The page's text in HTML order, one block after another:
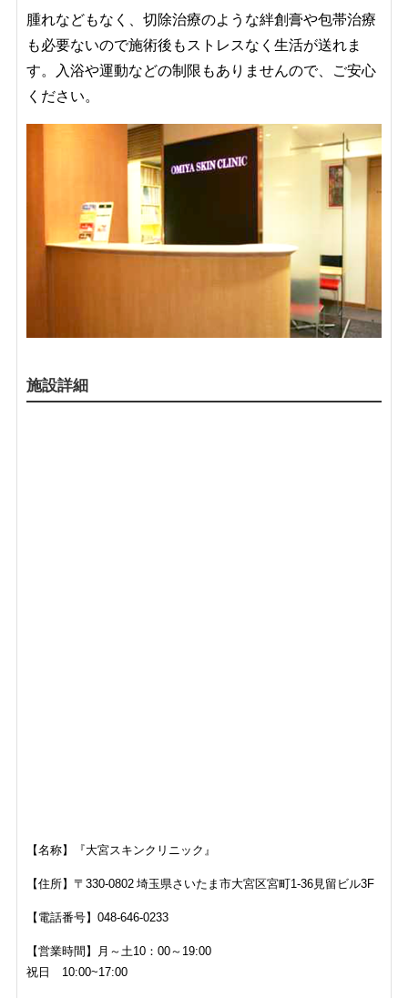
腫れなどもなく、切除治療のような絆創膏や包帯治療
も必要ないので施術後もストレスなく生活が送れま
す。入浴や運動などの制限もありませんので、ご安心
ください。
施設詳細
【名称】『大宮スキンクリニック』
【住所】〒330-0802 埼玉県さいたま市大宮区宮町1-36見留ビル3F
【電話番号】048-646-0233
【営業時間】月～土10：00～19:00
祝日 10:00~17:00